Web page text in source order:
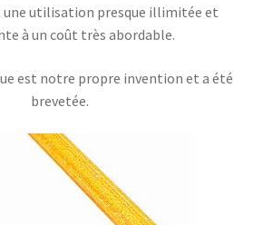
une utilisation presque illimitée et
à un coût très abordable.
est notre propre invention et a été
brevetée.